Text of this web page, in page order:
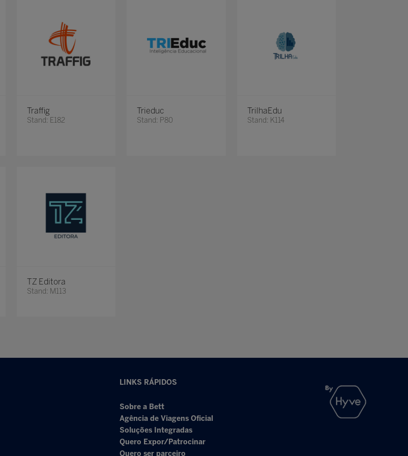
Traffig
Stand: E182
Trieduc
Stand: P80
TrilhaEdu
Stand: K114
TZ Editora
Stand: M113
LINKS RÁPIDOS
Sobre a Bett
Agência de Viagens Oficial
Soluções Integradas
Quero Expor/Patrocinar
Quero ser parceiro